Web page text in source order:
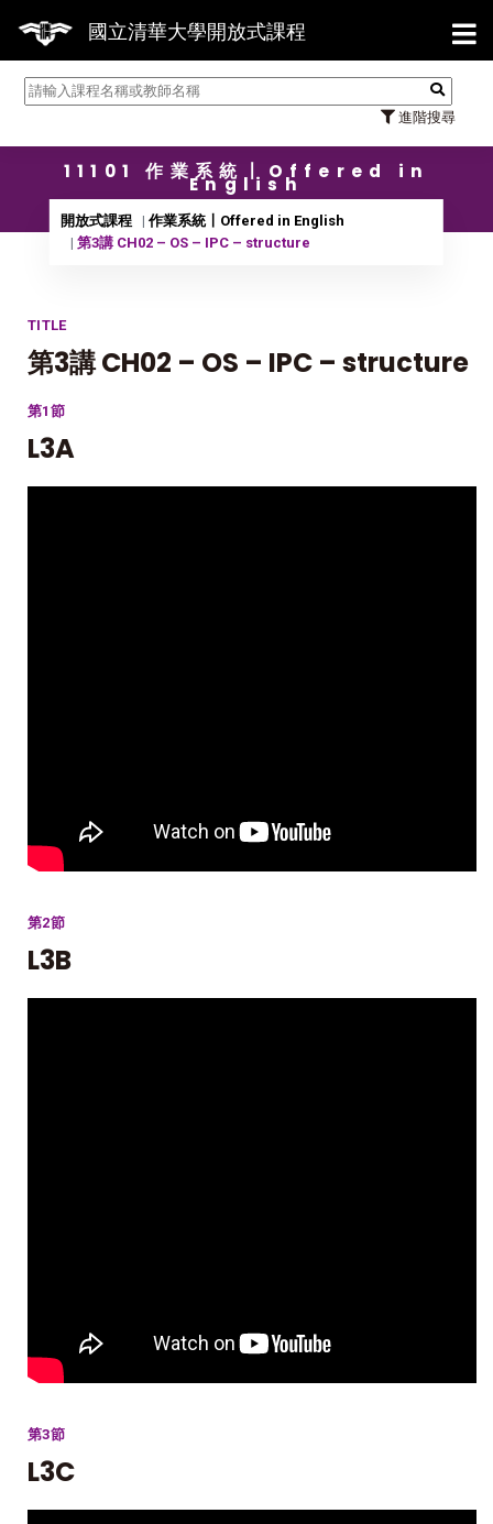
國立清華大學開放式課程
進階搜尋
【7/
11101 作業系統〡Offered in
English
開放式課程
作業系統〡Offered in English
第3講 CH02 – OS – IPC – structure
TITLE
第3講 CH02 – OS – IPC – structure
第1節
L3A
第2節
L3B
第3節
L3C